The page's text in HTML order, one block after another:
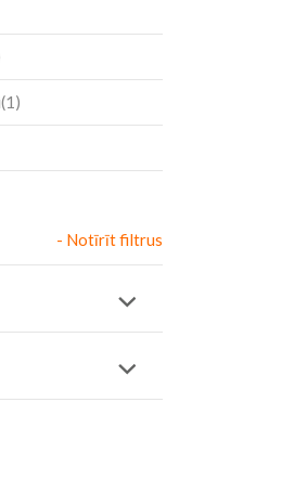
1
- Notīrīt filtrus